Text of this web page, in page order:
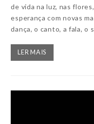
de vida na luz, nas
esperança com novas
dança, o canto, a fala, o
LER MAIS